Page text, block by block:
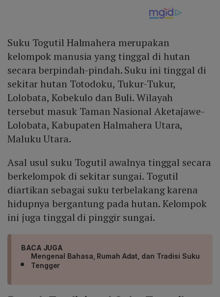
Suku Togutil Halmahera merupakan
kelompok manusia yang tinggal di hutan
secara berpindah-pindah. Suku ini tinggal di
sekitar hutan Totodoku, Tukur-Tukur,
Lolobata, Kobekulo dan Buli. Wilayah
tersebut masuk Taman Nasional Aketajawe-
Lolobata, Kabupaten Halmahera Utara,
Maluku Utara.
Asal usul suku Togutil awalnya tinggal secara
berkelompok di sekitar sungai. Togutil
diartikan sebagai suku terbelakang karena
hidupnya bergantung pada hutan. Kelompok
ini juga tinggal di pinggir sungai.
BACA JUGA
Mengenal Bahasa, Rumah Adat, dan Tradisi Suku
Tengger